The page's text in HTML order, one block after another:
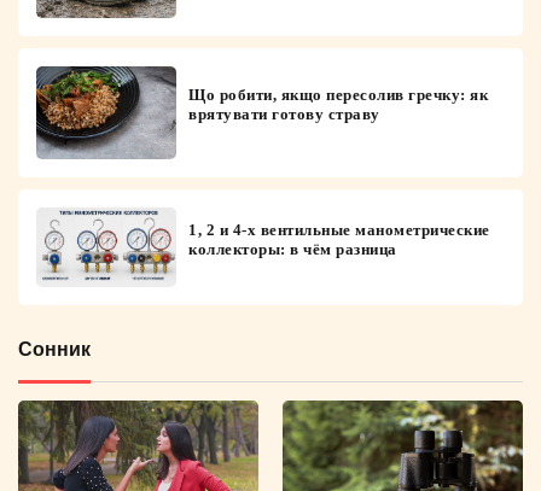
Що робити, якщо пересолив гречку: як
врятувати готову страву
1, 2 и 4-х вентильные манометрические
коллекторы: в чём разница
Сонник